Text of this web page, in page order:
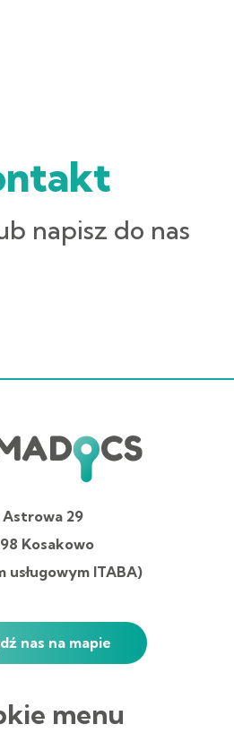
napisz do nas
Astrowa 29
Kosakowo
usługowym ITABA)
nas na mapie
menu